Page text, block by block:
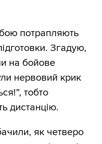
потрапляють
Згадую,
на бойове
нервовий крик
тобто
дистанцію.
як четверо